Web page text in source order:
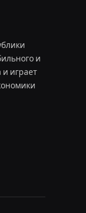
и
играет